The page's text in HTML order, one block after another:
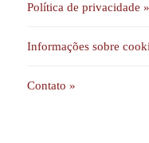
Política de privacidade »
Informações sobre
Contato »